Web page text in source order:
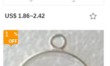
US$ 1.86~2.42
1